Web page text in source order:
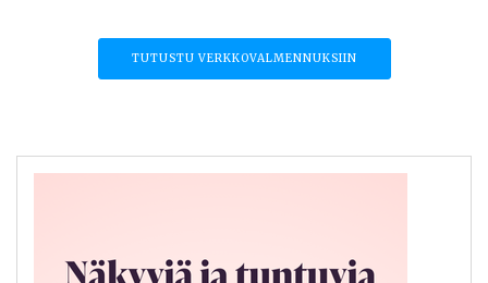
TUTUSTU VERKKOVALMENNUKSIIN